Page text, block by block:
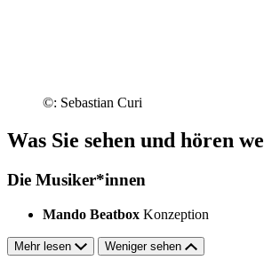
©: Sebastian Curi
Was Sie sehen und hören
Die Musiker*innen
Mando Beatbox Konzeption
Mehr lesen Weniger sehen